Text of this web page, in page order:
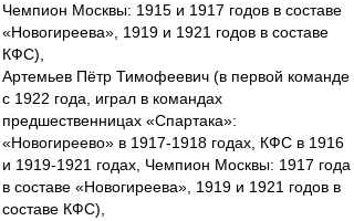
Чемпион Москвы: 1915 и 1917 годов в составе
«Новогиреева», 1919 и 1921 годов в составе
КФС),
Артемьев Пётр Тимофеевич (в первой команде
с 1922 года, играл в командах
предшественницах «Спартака»:
«Новогиреево» в 1917-1918 годах, КФС в 1916
и 1919-1921 годах, Чемпион Москвы: 1917 года
в составе «Новогиреева», 1919 и 1921 годов в
составе КФС),